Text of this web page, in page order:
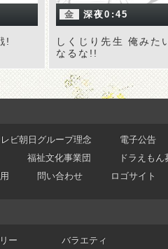
!
金 深夜0:45
しくじり先生 俺みた
なるな!!
ビ朝日グループ理念 電子公告
福祉文化事業団 ドラえもん
問い合わせ ロゴサイト
ー バラエティ